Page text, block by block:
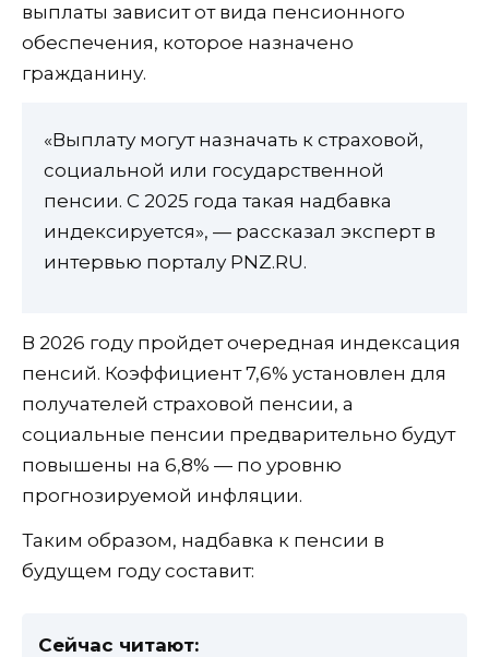
выплаты зависит от вида пенсионного
обеспечения, которое назначено
гражданину.
«Выплату могут назначать к страховой,
социальной или государственной
пенсии. С 2025 года такая надбавка
индексируется», — рассказал эксперт в
интервью порталу PNZ.RU.
В 2026 году пройдет очередная индексация
пенсий. Коэффициент 7,6% установлен для
получателей страховой пенсии, а
социальные пенсии предварительно будут
повышены на 6,8% — по уровню
прогнозируемой инфляции.
Таким образом, надбавка к пенсии в
будущем году составит:
Сейчас читают: